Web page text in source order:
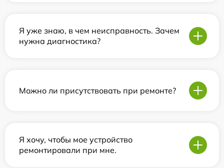
Я уже знаю, в чем неисправность. Зачем
нужна диагностика?
Можно ли присутствовать при ремонте?
Я хочу, чтобы мое устройство
ремонтировали при мне.